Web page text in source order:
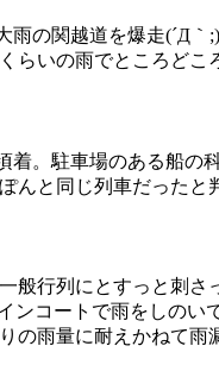
雨の関越道を爆走(´Д｀;)
らいの雨でところどこ
着。駐車場のある船の
んと同じ列車だった
般行列にとすっと刺さ
ンコートで雨をしのい
の雨量に耐えかねて雨